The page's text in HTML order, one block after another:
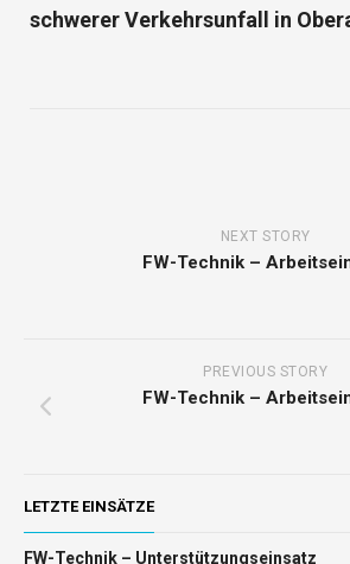
schwerer Verkehrsunfall in
NEXT STORY
FW-Technik –
PREVIOUS STORY
FW-Technik –
LETZTE EINSÄTZE
FW-Technik – Unterstützungseinsatz